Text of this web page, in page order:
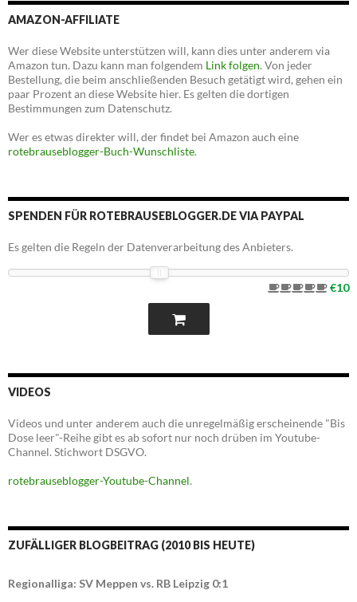
AMAZON-AFFILIATE
Wer diese Website unterstützen will, kann dies unter anderem via
Amazon tun. Dazu kann man folgendem Link folgen. Von jeder
Bestellung, die beim anschließenden Besuch getätigt wird, gehen ein
paar Prozent an diese Website hier. Es gelten die dortigen
Bestimmungen zum Datenschutz.
Wer es etwas direkter will, der findet bei Amazon auch eine
rotebrauseblogger-Buch-Wunschliste.
SPENDEN FÜR ROTEBRAUSEBLOGGER.DE VIA PAYPAL
Es gelten die Regeln der Datenverarbeitung des Anbieters.
€10
VIDEOS
Videos und unter anderem auch die unregelmäßig erscheinende "Bis
Dose leer"-Reihe gibt es ab sofort nur noch drüben im Youtube-
Channel. Stichwort DSGVO.
rotebrauseblogger-Youtube-Channel.
ZUFÄLLIGER BLOGBEITRAG (2010 BIS HEUTE)
Regionalliga: SV Meppen vs. RB Leipzig 0:1